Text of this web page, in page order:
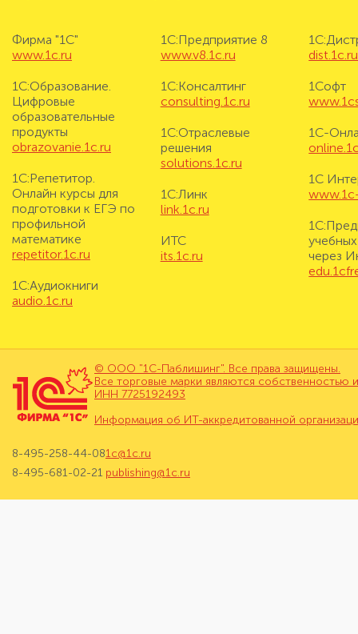
Фирма "1С"
www.1c.ru
1С:Образование.
Цифровые
образовательные
продукты
obrazovanie.1c.ru
1С:Репетитор.
Онлайн курсы для
подготовки к ЕГЭ по
профильной
математике
repetitor.1c.ru
1С:Аудиокниги
audio.1c.ru
1С:Предприятие 8
www.v8.1c.ru
1С:Консалтинг
consulting.1c.ru
1С:Отраслевые
решения
solutions.1c.ru
1С:Линк
link.1c.ru
ИТС
its.1c.ru
dist.1c.ru
1Софт
1С-
1С
через
© ООО "1С-Паблишинг". Все права защищены.
Все торговые марки являются собственностью
ИНН 7725192493
Информация об ИТ-аккредитованной
8-495-258-44-08
8-495-681-02-21
1c@1c.ru
publishing@1c.ru